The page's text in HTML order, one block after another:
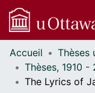
Communautés
et collections
Parcourir
Accueil